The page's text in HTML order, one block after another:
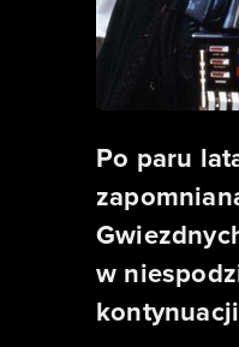
Po paru
w
kontynuacji